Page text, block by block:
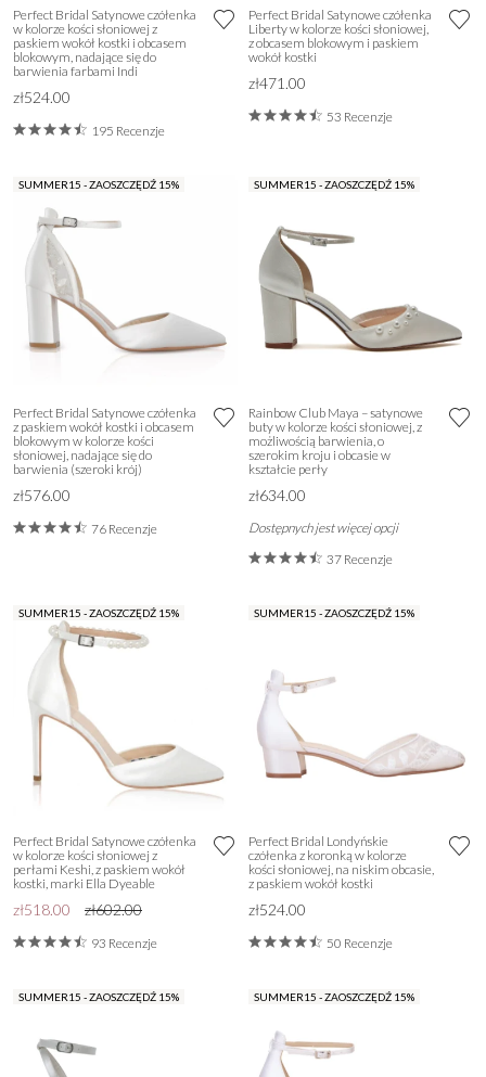
Perfect Bridal Satynowe czółenka
w kolorze kości słoniowej z
paskiem wokół kostki i obcasem
blokowym, nadające się do
barwienia farbami Indi
zł524.00
195 Recenzje
Perfect Bridal Satynowe czółenka
Liberty w kolorze kości słoniowej,
z obcasem blokowym i paskiem
wokół kostki
zł471.00
53 Recenzje
SUMMER15 - ZAOSZCZĘDŹ 15%
Perfect Bridal Satynowe czółenka
z paskiem wokół kostki i obcasem
blokowym w kolorze kości
słoniowej, nadające się do
barwienia (szeroki krój)
zł576.00
76 Recenzje
SUMMER15 - ZAOSZCZĘDŹ 15%
Rainbow Club Maya – satynowe
buty w kolorze kości słoniowej, z
możliwością barwienia, o
szerokim kroju i obcasie w
kształcie perły
zł634.00
Dostępnych jest więcej opcji
37 Recenzje
SUMMER15 - ZAOSZCZĘDŹ 15%
Perfect Bridal Satynowe czółenka
w kolorze kości słoniowej z
perłami Keshi, z paskiem wokół
kostki, marki Ella Dyeable
zł518.00 zł602.00
93 Recenzje
SUMMER15 - ZAOSZCZĘDŹ 15%
Perfect Bridal Londyńskie
czółenka z koronką w kolorze
kości słoniowej, na niskim obcasie,
z paskiem wokół kostki
zł524.00
50 Recenzje
SUMMER15 - ZAOSZCZĘDŹ 15% SUMMER15 - ZAOSZCZĘDŹ 15%